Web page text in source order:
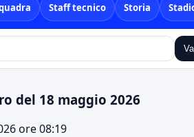
Staff tecnico Storia
del 18 maggio 2026
ore 08:19